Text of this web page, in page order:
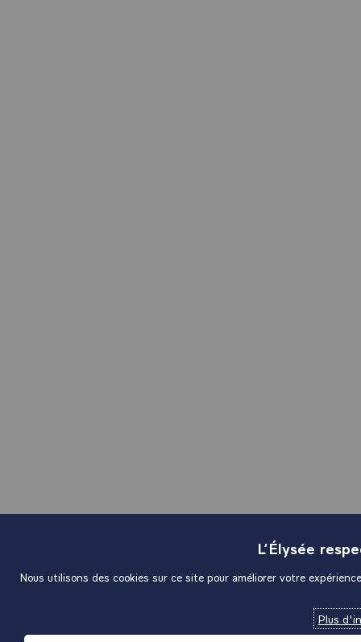
L’Élysée
Nous utilisons des cookies sur ce site pour améliorer votre
Plus